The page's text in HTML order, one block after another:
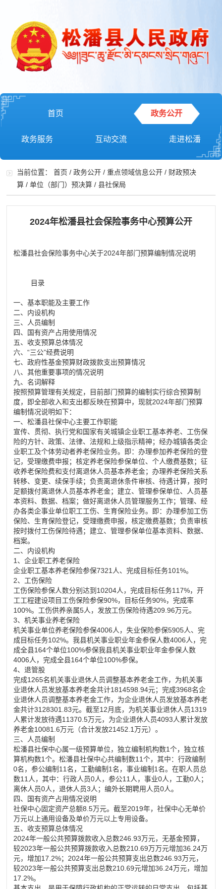
首页 政务公开
政务服务 互动交流 走进松潘
当前位置：首页 /政务公开 /重点领域信息公开 / 财政预决
算 /单位（部门）预决算 /县社保局
2024年松潘县社会保险事务中心预算公开
松潘县社会保险事务中心关于2024年部门预算编制情况说明
目录
一、基本职能及主要工作
二、内设机构
三、人员编制
四、国有资产占用使用情况
五、收支预算总体情况
六、“三公”经费说明
七、政府性基金预算财政拨款支出预算情况
八、其他重要事项的情况说明
九、名词解释
按照预算管理有关规定，目前部门预算的编制实行综合预算制
度，即全部收入和支出都反映在预算中，现就2024年部门预算
编制情况说明如下：
一、松潘县社保中心主要工作职能
宣传、贯彻、执行党和国家有关城镇企业职工基本养老、工伤保
险的方针、政策、法律、法规和上级指示精神；经办城镇各类企
业职工及个体劳动者养老保险业务。即：办理参加养老保险的登
记，受理缴费申报；核定养老保险参保单位、个人缴费基数；征
收养老保险费和支付离退休人员基本养老金；办理养老保险关系
转移、变更、续保手续；负责离退休条件审核、待遇计算，按时
足额拨付离退休人员基本养老金；建立、管理参保单位、人员基
本资料、数据、档案；做好离退休人员管理服务工作；管理、经
办各类企事业单位职工工伤、生育保险业务。即：办理参加工伤
保险、生育保险登记，受理缴费申报，核定缴费基数；负责审核
按时拨付工伤保险待遇；建立、管理参保单位基本资料、数据、
档案。
二、内设机构
1、企业职工养老保险
企业职工基本养老保险参保7321人、完成目标任务101%。
2、工伤保险
工伤保险参保人数分别达到10204人，完成目标任务117%，开
工工程建设项目工伤保险参保90%，目标任务90%，完成率
100%。工伤供养亲属5人，发放工伤保险待遇209.96万元。
3、机关事业养老保险
机关事业单位养老保险参保4006人，失业保险参保5905人、完
成目标任务102%。我县机关事业职业年金参保人数4006人，完
成全县164个单位100%参保我县机关事业职业年金参保人数
4006人，完成全县164个单位100%参保。
4、退管股
完成1265名机关事业退休人员调整基本养老金工作，为机关事
业退休人员发放基本养老金共计1814598.94元；完成3968名企
业退休人员调整基本养老金工作，为企业退休人员发放基本养老
金共计3128301.83元。截至12月底，为机关事业退休人员1319
人累计发放待遇11370.5万元，为企业退休人员4093人累计发放
养老金10081.6万元（合计发放21452.1万元）。
三、人员编制
松潘县社保中心属一级预算单位，独立编制机构数1个，独立核
算机构数1个。松潘县社保中心共编制数11个，其中：行政编制
0名，参公编制11名，工勤编制1名，事业编制1名。在职人员总
数11人，其中：行政人员0人，参公11人，事业0人，工勤0人；
离休人员0人，退休人员3人；编外长期聘用人员0人。
四、国有资产占用情况说明
社保中心固定资产总额8.5万元。截至2019年，社保中心无单价
万元以上通用设备及单价万元以上专用设备。
五、收支预算总体情况
2024年一般公共预算拨款收入总数246.93万元，无基金预算，
较2023年一般公共预算拨款收入总数210.69万万元增加36.24万
元，增加17.2%；2024年一般公共预算支出总数246.93万元，
较2023年一般公共预算支出总数210.69元增加36.24万元，增加
17.2%。